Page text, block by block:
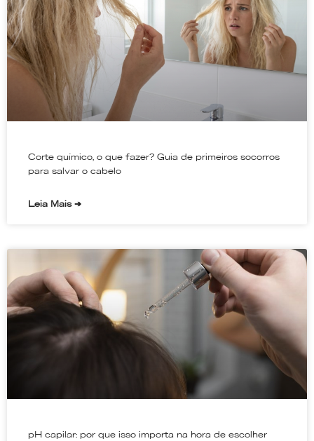
Corte químico, o que fazer? Guia de primeiros socorros
para salvar o cabelo
Leia Mais ➔
pH capilar: por que isso importa na hora de escolher